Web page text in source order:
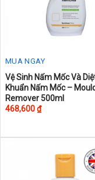
MUA NGAY
Vệ Sinh Nấm Mốc Và
Khuẩn Nấm Mốc –
Remover 500ml
468,600₫